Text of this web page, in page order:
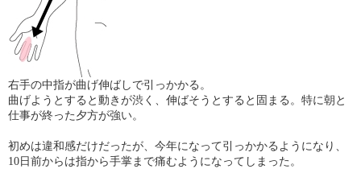
右手の中指が曲げ伸ばしで引っかかる。
曲げようとすると動きが渋く、伸ばそうとすると固まる。特に朝と
仕事が終った夕方が強い。
初めは違和感だけだったが、今年になって引っかかるようになり、
10日前からは指から手掌まで痛むようになってしまった。